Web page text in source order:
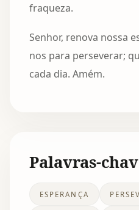
fraqueza.
Senhor, renova nossa
nos para perseverar;
cada dia. Amém.
Palavras-
ESPERANÇA